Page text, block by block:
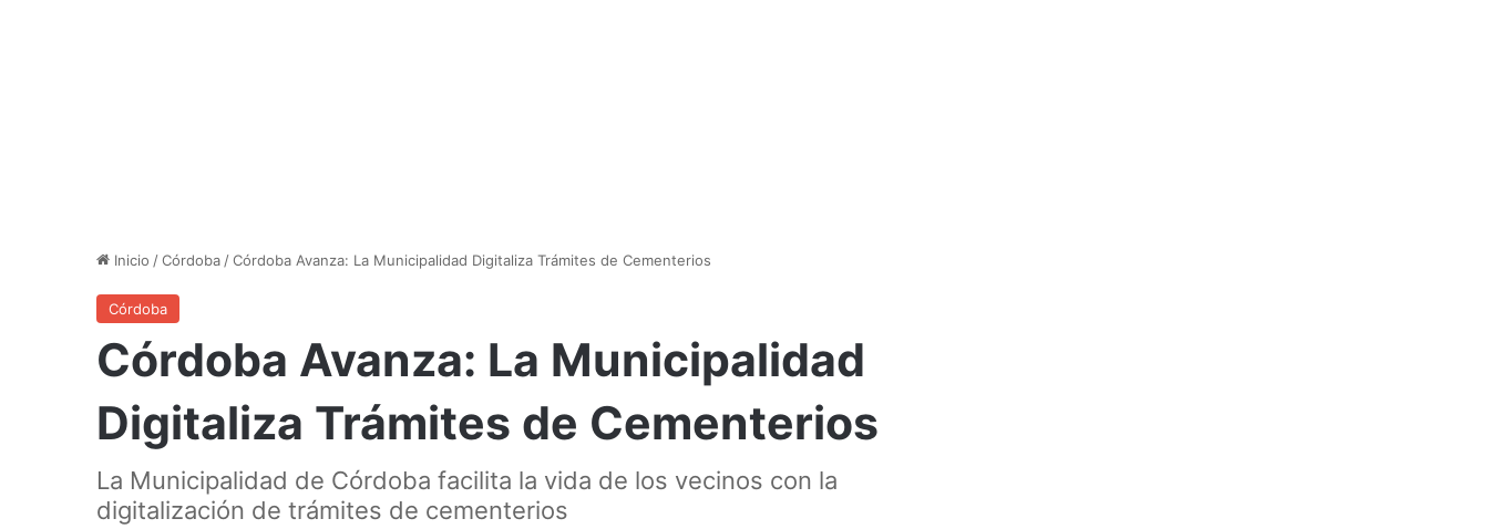
Inicio /Córdoba /Córdoba Avanza: La Municipalidad Digitaliza Trámites de Cementerios
Córdoba
Córdoba Avanza: La Municipalidad
Digitaliza Trámites de Cementerios
La Municipalidad de Córdoba facilita la vida de los vecinos con la
digitalización de trámites de cementerios